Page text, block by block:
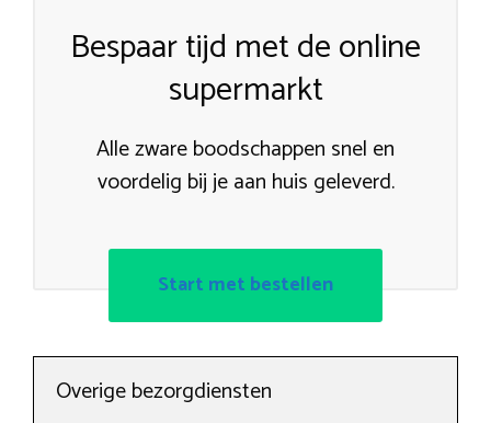
Bespaar tijd met de online
supermarkt
Alle zware boodschappen snel en
voordelig bij je aan huis geleverd.
Start met bestellen
Overige bezorgdiensten